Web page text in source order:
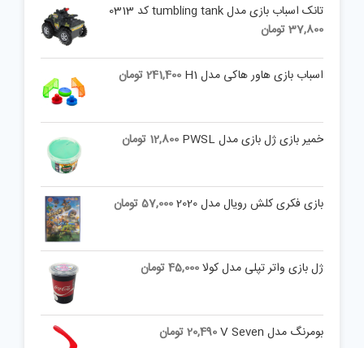
تانک اسباب بازی مدل tumbling tank کد 0313
37,800تومان
اسباب بازی هاور هاکی مدل H1 241,400تومان
خمیر بازی ژل بازی مدل PWSL 12,800 تومان
بازی فکری کلش رویال مدل 2020 57,000تومان
ژل بازی واتر تپلی مدل کولا45,000تومان
بومرنگ مدل V Seven 20,490تومان